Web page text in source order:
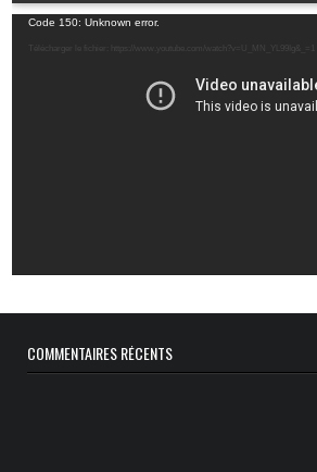
Lecteur
vidéo
Code 150: Unknown error.
Télécharger le fichier: https://www.youtube.com/watch?v=U_MN_YL99Ig&_=1
COMMENTAIRES RÉCENTS